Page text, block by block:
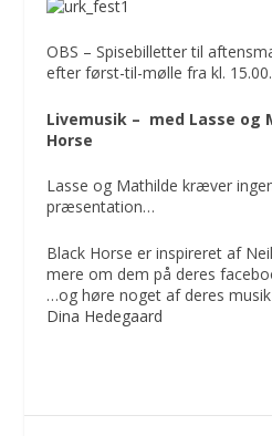
OBS – Spisebilletter til
efter først-til-mølle fra kl. 15.00.
Livemusik – med Lasse og
Horse
Lasse og Mathilde kræver
præsentation…
Black Horse er inspireret af
mere om dem på deres
…og høre noget af deres
Dina Hedegaard